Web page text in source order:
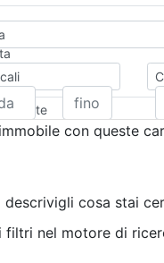
indipendentecon queste
descrivigli cosa stai
filtri nel motore di